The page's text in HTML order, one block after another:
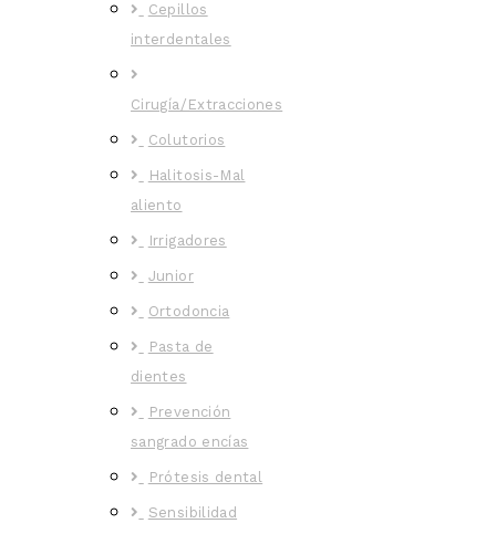
Cepillos
interdentales
Cirugía/Extracciones
Colutorios
Halitosis-Mal
aliento
Irrigadores
Junior
Ortodoncia
Pasta de
dientes
Prevención
sangrado encías
Prótesis dental
Sensibilidad